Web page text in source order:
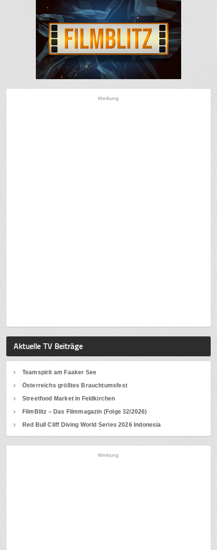
Werbung
Aktuelle TV Beiträge
Teamspirit am Faaker See
Österreichs größtes Brauchtumsfest
Streetfood Market in Feldkirchen
FilmBlitz – Das Filmmagazin (Folge 32/2026)
Red Bull Cliff Diving World Series 2026 Indonesia
Werbung